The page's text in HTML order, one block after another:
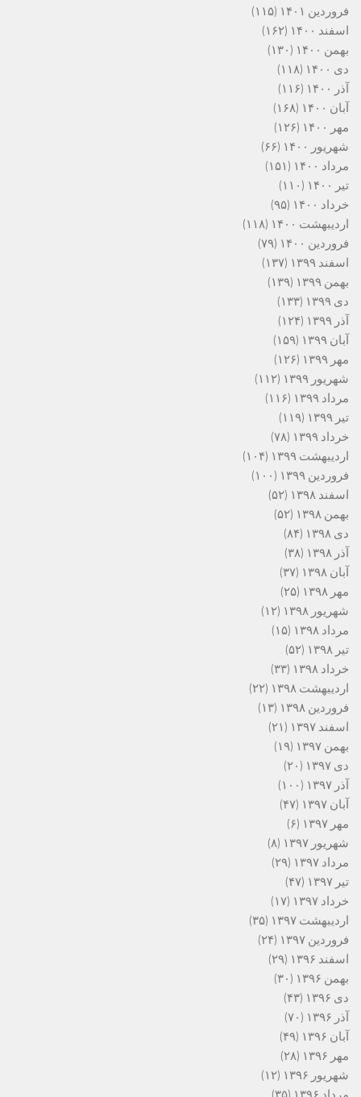
فروردین ۱۴۰۱
(۱۱۵)
اسفند ۱۴۰۰
(۱۶۲)
بهمن ۱۴۰۰
(۱۳۰)
دی ۱۴۰۰
(۱۱۸)
آذر ۱۴۰۰
(۱۱۶)
آبان ۱۴۰۰
(۱۶۸)
مهر ۱۴۰۰
(۱۲۶)
شهریور ۱۴۰۰
(۶۶)
مرداد ۱۴۰۰
(۱۵۱)
تیر ۱۴۰۰
(۱۱۰)
خرداد ۱۴۰۰
(۹۵)
اردیبهشت ۱۴۰۰
(۱۱۸)
فروردین ۱۴۰۰
(۷۹)
اسفند ۱۳۹۹
(۱۳۷)
بهمن ۱۳۹۹
(۱۳۹)
دی ۱۳۹۹
(۱۳۳)
آذر ۱۳۹۹
(۱۲۴)
آبان ۱۳۹۹
(۱۵۹)
مهر ۱۳۹۹
(۱۲۶)
شهریور ۱۳۹۹
(۱۱۲)
مرداد ۱۳۹۹
(۱۱۶)
تیر ۱۳۹۹
(۱۱۹)
خرداد ۱۳۹۹
(۷۸)
اردیبهشت ۱۳۹۹
(۱۰۴)
فروردین ۱۳۹۹
(۱۰۰)
اسفند ۱۳۹۸
(۵۲)
بهمن ۱۳۹۸
(۵۲)
دی ۱۳۹۸
(۸۴)
آذر ۱۳۹۸
(۳۸)
آبان ۱۳۹۸
(۳۷)
مهر ۱۳۹۸
(۲۵)
شهریور ۱۳۹۸
(۱۲)
مرداد ۱۳۹۸
(۱۵)
تیر ۱۳۹۸
(۵۲)
خرداد ۱۳۹۸
(۳۳)
اردیبهشت ۱۳۹۸
(۲۲)
فروردین ۱۳۹۸
(۱۳)
اسفند ۱۳۹۷
(۲۱)
بهمن ۱۳۹۷
(۱۹)
دی ۱۳۹۷
(۲۰)
آذر ۱۳۹۷
(۱۰۰)
آبان ۱۳۹۷
(۴۷)
مهر ۱۳۹۷
(۶)
شهریور ۱۳۹۷
(۸)
مرداد ۱۳۹۷
(۲۹)
تیر ۱۳۹۷
(۴۷)
خرداد ۱۳۹۷
(۱۷)
اردیبهشت ۱۳۹۷
(۳۵)
فروردین ۱۳۹۷
(۲۴)
اسفند ۱۳۹۶
(۲۹)
بهمن ۱۳۹۶
(۳۰)
دی ۱۳۹۶
(۴۳)
آذر ۱۳۹۶
(۷۰)
آبان ۱۳۹۶
(۴۹)
مهر ۱۳۹۶
(۲۸)
شهریور ۱۳۹۶
(۱۲)